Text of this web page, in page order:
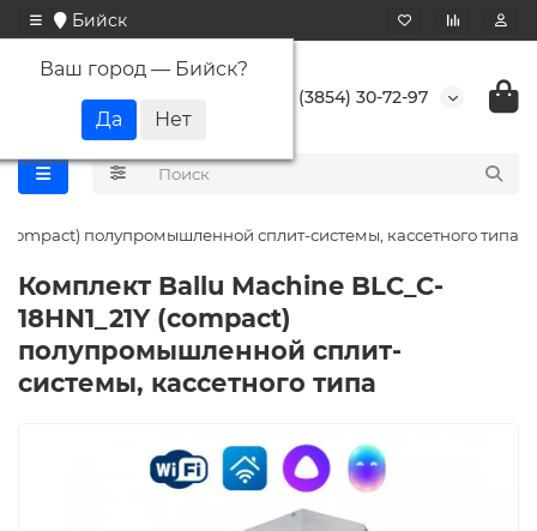
Бийск
Ваш город — Бийск?
+7 (3854) 30-72-97
полупромышленной сплит-системы, кассетного типа
Комплект Ballu Machine BLC_C-
18HN1_21Y (compact)
полупромышленной сплит-
системы, кассетного типа